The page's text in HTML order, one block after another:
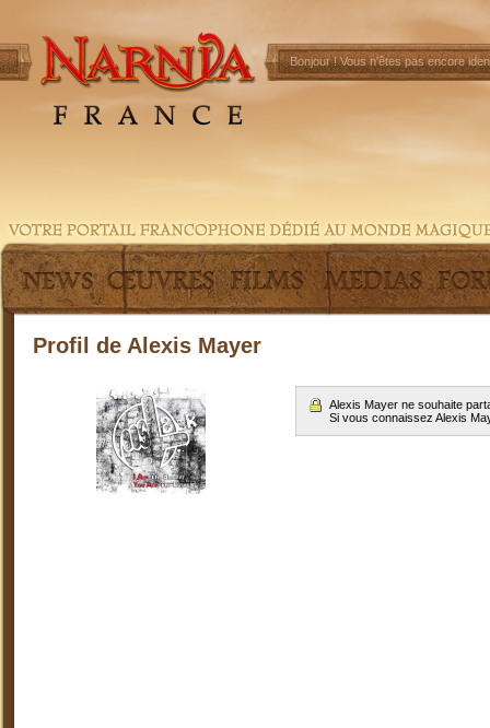
Bonjour !Vous n'êtes pas encore
Profil de Alexis Mayer
Alexis Mayer ne souhaite
Si vous connaissez Alexis